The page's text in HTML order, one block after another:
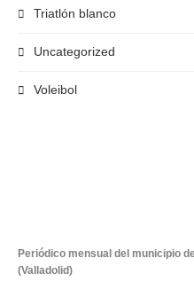
Triatlón blanco
Uncategorized
Voleibol
Periódico mensual del municipio
(Valladolid)